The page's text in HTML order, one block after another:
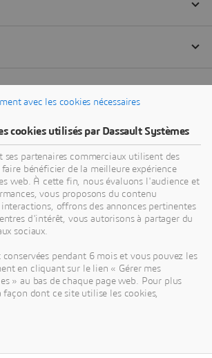
avec les cookies nécessaires
cookies utilisés par Dassault Systèmes
ses partenaires commerciaux utilisent des
bénéficier de la meilleure expérience
web. À cette fin, nous évaluons l'audience et
vous proposons du contenu
offrons des annonces pertinentes
d'intérêt, vous autorisons à partager du
sociaux.
conservées pendant 6 mois et vous pouvez les
en cliquant sur le lien « Gérer mes
» au bas de chaque page web. Pour plus
dont ce site utilise les cookies,